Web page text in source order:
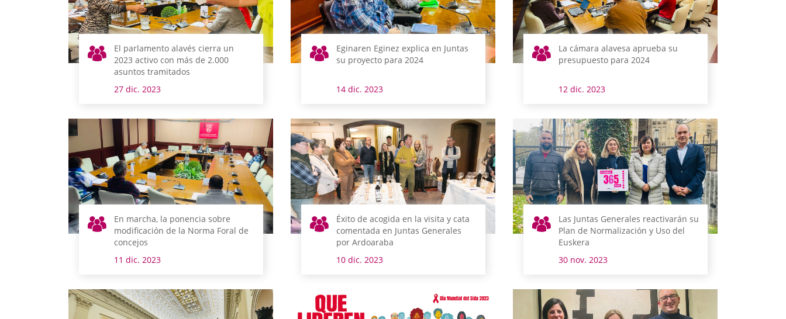
El parlamento alavés cierra un
2023 activo con más de 2.000
asuntos tramitados
27 dic. 2023
Eginaren Eginez explica en Juntas
su proyecto para 2024
14 dic. 2023
La cámara alavesa aprueba su
presupuesto para 2024
12 dic. 2023
En marcha, la ponencia sobre
modificación de la Norma Foral de
concejos
11 dic. 2023
Éxito de acogida en la visita y cata
comentada en Juntas Generales
por Ardoaraba
10 dic. 2023
Las Juntas Generales reactivarán su
Plan de Normalización y Uso del
Euskera
30 nov. 2023